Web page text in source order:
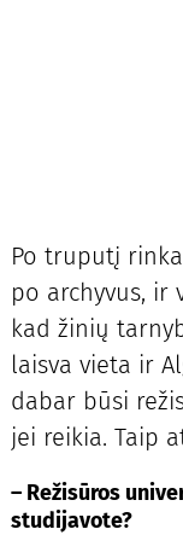
Po truputį
po archyvus, ir
kad žinių
laisva vieta ir
dabar būsi
jei reikia. Taip
– Režisūros
studijavote?